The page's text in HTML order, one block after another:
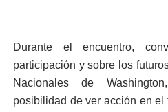
Durante el encuentro,
participación y sobre los
Nacionales de
posibilidad de ver acción en el